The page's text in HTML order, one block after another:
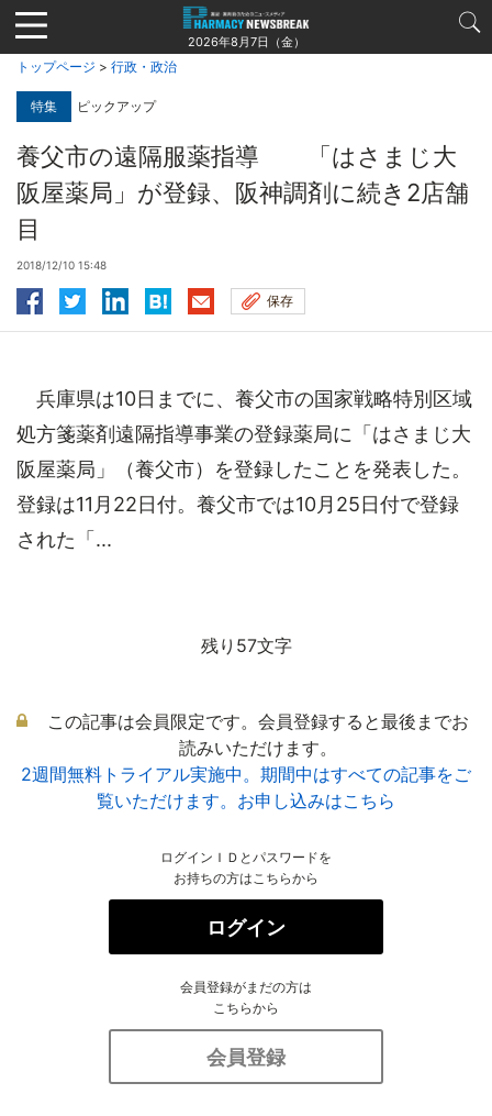
Jump
to
navigation
2026年8月7日（金）
トップページ > 行政・政治
特集 ピックアップ
養父市の遠隔服薬指導 「はさまじ大
阪屋薬局」が登録、阪神調剤に続き2店舗
目
2018/12/10 15:48
保存
兵庫県は10日までに、養父市の国家戦略特別区域
処方箋薬剤遠隔指導事業の登録薬局に「はさまじ大
阪屋薬局」（養父市）を登録したことを発表した。
登録は11月22日付。養父市では10月25日付で登録
された「...
残り57文字
この記事は会員限定です。会員登録すると最後までお
読みいただけます。
2週間無料トライアル実施中。期間中はすべての記事をご
覧いただけます。お申し込みはこちら
ログインＩＤとパスワードを
お持ちの方はこちらから
ログイン
会員登録がまだの方は
こちらから
会員登録